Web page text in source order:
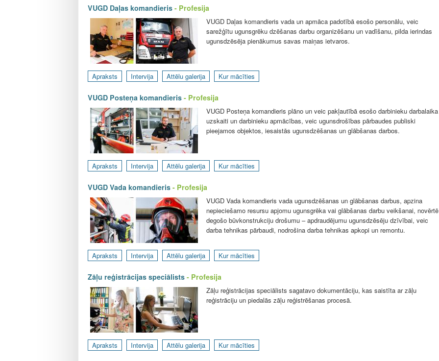
VUGD Daļas komandieris - Profesija
VUGD Daļas komandieris vada un apmāca padotībā esošo personālu, veic
sarežģītu ugunsgrēku dzēšanas darbu organizēšanu un vadīšanu, pilda ierindas
ugunsdzēsēja pienākumus savas maiņas ietvaros.
Apraksts Intervija Attēlu galerija Kur mācīties
VUGD Posteņa komandieris - Profesija
VUGD Posteņa komandieris plāno un veic pakļautībā esošo darbinieku darbalaika
uzskaiti un darbinieku apmācības, veic ugunsdrošības pārbaudes publiski
pieejamos objektos, iesaistās ugunsdzēšanas un glābšanas darbos.
Apraksts Intervija Attēlu galerija Kur mācīties
VUGD Vada komandieris - Profesija
VUGD Vada komandieris vada ugunsdzēšanas un glābšanas darbus, apzina
nepieciešamo resursu apjomu ugunsgrēka vai glābšanas darbu veikšanai, novērtē
degošo būvkonstrukciju drošumu – apdraudējumu ugunsdzēsēju dzīvībai, veic
darba tehnikas pārbaudi, nodrošina darba tehnikas apkopi un remontu.
Apraksts Intervija Attēlu galerija Kur mācīties
Zāļu reģistrācijas speciālists - Profesija
Zāļu reģistrācijas speciālists sagatavo dokumentāciju, kas saistīta ar zāļu
reģistrāciju un piedalās zāļu reģistrēšanas procesā.
Apraksts Intervija Attēlu galerija Kur mācīties